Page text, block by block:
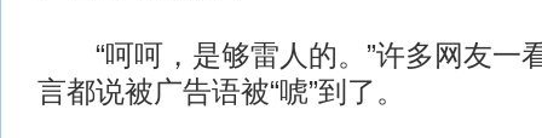
“呵呵，是够雷人的。”许多网友一
言都说被广告语被“唬”到了。